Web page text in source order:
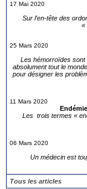
17 Mai 2020
Sur l’en-tête des
«
25 Mars 2020
Les hémorroïdes sont
absolument tout le
pour désigner les
11 Mars 2020
Les trois termes «
06 Mars 2020
Un médecin est
Tous les articles